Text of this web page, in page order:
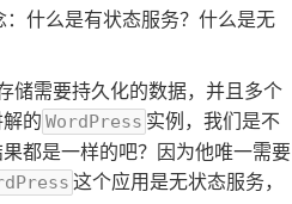
什么是有状态服务？什么是无
储需要持久化的数据，并且多个
的 WordPress 实例，我们是不
都是一样的吧？因为他唯一需要
这个应用是无状态服务，